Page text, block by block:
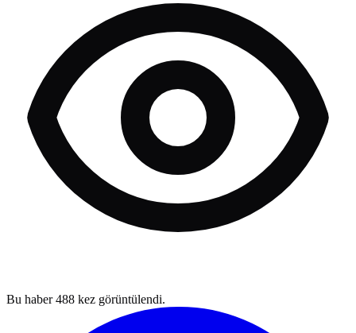
Bu haber488 kez görüntülendi.